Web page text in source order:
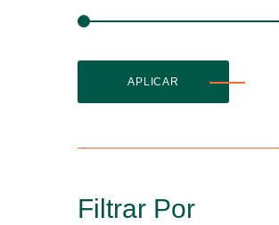
APLICAR
Filtrar Por